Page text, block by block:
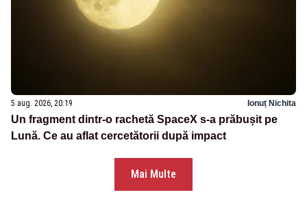
5 aug. 2026, 20:19 Ionuț Nichita
Un fragment dintr-o rachetă SpaceX s-a prăbușit pe
Lună. Ce au aflat cercetătorii după impact
Mai Multe